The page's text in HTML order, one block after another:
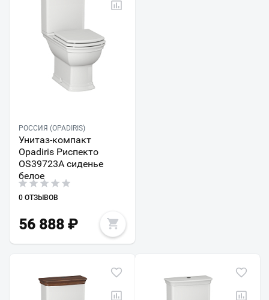
РОССИЯ (OPADIRIS)
Унитаз-компакт
Opadiris Риспекто
OS39723A сиденье
белое
0 ОТЗЫВОВ
56 888 ₽